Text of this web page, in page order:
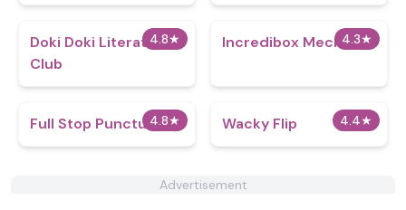
4.8★
Doki Doki Literature
Club
4.3★
Incredibox Mechanic
4.8★
Full Stop Punctuation 4.4★
Wacky Flip
Advertisement